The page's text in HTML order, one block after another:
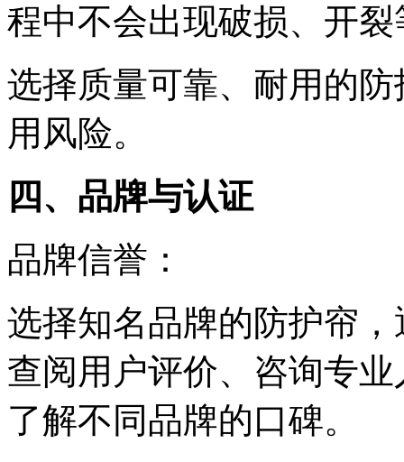
程中不会出现破损、开
选择质量可靠、耐用的
用风险。
四、品牌与认证
品牌信誉：
选择知名品牌的防护帘
查阅用户评价、咨询专
了解不同品牌的口碑。